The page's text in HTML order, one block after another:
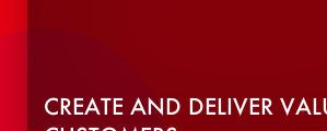
CREATE AND DELIVER